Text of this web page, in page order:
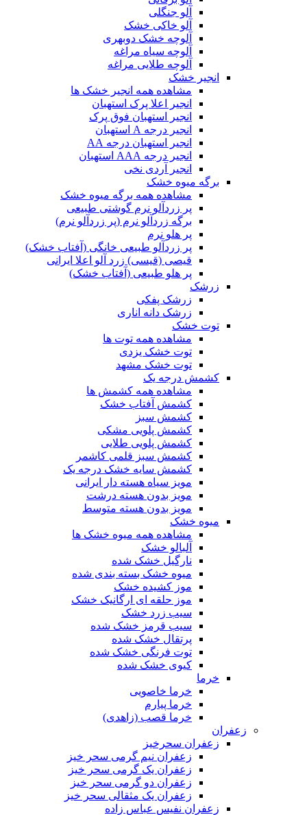
آلو جنگلی
آلو خاکی خشک
آلوچه خشک دوبهری
آلوچه سیاه مراغه
آلوچه طلایی مراغه
انجیر خشک
مشاهده همه انجیر خشک ها
انجیر اعلا پرک استهبان
انجیر استهبان فوق پرک
انجیر درجه A استهبان
انجیر استهبان درجه AA
انجیر درجه AAA استهبان
انجیر آردی نخی
برگه میوه خشک
مشاهده همه برگه میوه خشک
پر زردآلو نرم گوشتی طبیعی
برگه زردآلو نرم (پر زردآلو نرم)
پر هلو نرم
پر زردآلو طبیعی خانگی (آفتاب خشک)
قیصی (قیسی) زرد آلو اعلا ایرانی
پر هلو طبیعی (آفتاب خشک)
زرشک
زرشک پفکی
زرشک دانه اناری
توت خشک
مشاهده همه توت ها
توت خشک یزدی
توت خشک مشهد
کشمش درجه یک
مشاهده همه کشمش ها
کشمش آفتاب خشک
کشمش سبز
کشمش پلویی مشکی
کشمش پلویی طلایی
کشمش سبز قلمی کاشمر
کشمش سایه خشک درجه یک
مویز سیاه هسته دار ایرانی
مویز بدون هسته درشت
مویز بدون هسته متوسط
میوه خشک
مشاهده همه میوه خشک ها
آلبالو خشک
نارگیل خشک شده
میوه خشک بسته بندی شده
موز کشیده خشک
موز حلقه ای ارگانیک خشک
سیب زرد خشک
سیب قرمز خشک شده
پرتقال خشک شده
توت فرنگی خشک شده
کیوی خشک شده
خرما
خرما خاصویی
خرما پیارم
خرما قصب (زاهدی)
زعفران
زعفران سحرخیز
زعفران نیم گرمی سحر خیز
زعفران یک گرمی سحر خیز
زعفران دو گرمی سحر خیز
زعفران یک مثقالی سحر خیز
زعفران نفیس عباس زاده